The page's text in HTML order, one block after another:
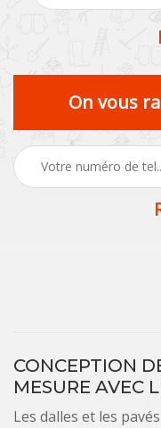
On vous
CONCEPTION
MESURE AVEC
Les dalles et les